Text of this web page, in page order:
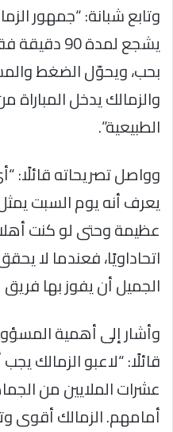
وتابع شبانة: “جمهور
يشجع لمدة
بحب، ويحوّل الضغط
والزمالك يدخل المباراة
الطبيعية”.
وواصل تصريحاته قائلًا:
يعرف أنه يوم السبت يمثل
عظيمة وحتى لو كنت
اتحاداويًا، فعندما لا
الجميل أن يفوز بها
وأشار إلى أهمية
قائلًا: “لاعبو الزمالك
عشرات الملايين من
أمامهم. الزمالك أقوى